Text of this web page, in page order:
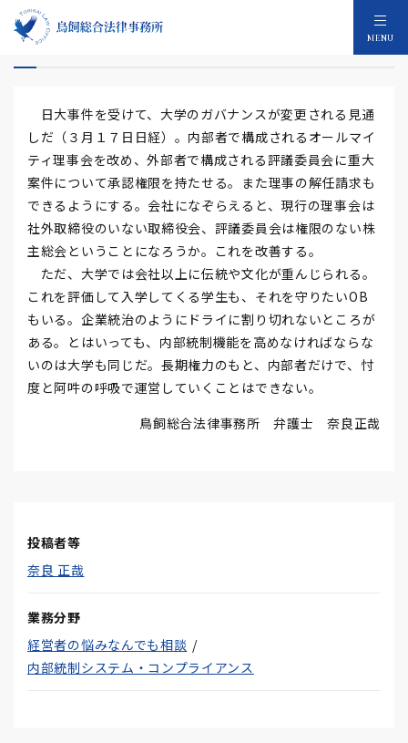
MENU
大学ガバナンス
日大事件を受けて、大学のガバナンスが変更される見通
しだ（３月１７日日経）。内部者で構成されるオールマイ
ティ理事会を改め、外部者で構成される評議委員会に重大
案件について承認権限を持たせる。また理事の解任請求も
できるようにする。会社になぞらえると、現行の理事会は
社外取締役のいない取締役会、評議委員会は権限のない株
主総会ということになろうか。これを改善する。
ただ、大学では会社以上に伝統や文化が重んじられる。
これを評価して入学してくる学生も、それを守りたいOB
もいる。企業統治のようにドライに割り切れないところが
ある。とはいっても、内部統制機能を高めなければならな
いのは大学も同じだ。長期権力のもと、内部者だけで、忖
度と阿吽の呼吸で運営していくことはできない。
鳥飼総合法律事務所 弁護士 奈良正哉
投稿者等
奈良 正哉
業務分野
経営者の悩みなんでも相談
内部統制システム・コンプライアンス